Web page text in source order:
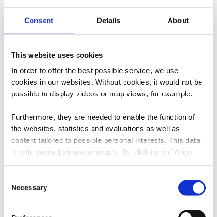
Consent Details About
This website uses cookies
In order to offer the best possible service, we use
cookies in our websites. Without cookies, it would not be
possible to display videos or map views, for example.
Furthermore, they are needed to enable the function of
the websites, statistics and evaluations as well as
content tailored to possible personal interests. This data
is only passed on anonymously. By clicking on "Allow
possible later deactivation in our
at any
Selection
Necessary
Adresse:
Parc Merveilleux "Renert"
Route de Mondorf
Tel.: +352 691 775514
Webseite: https://www.simpleviu.com